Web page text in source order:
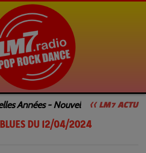
<< LM7 ACTU
Années - Nouvelle Émission
émissions SUNSET JAZZ'N BLUES
DU 12/04/2024